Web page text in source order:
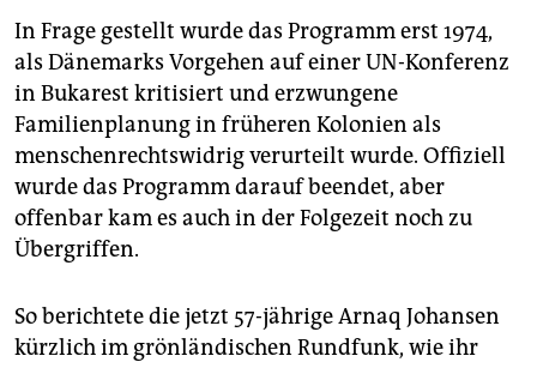
In Frage gestellt wurde das Programm erst 1974,
als Dänemarks Vorgehen auf einer UN-Konferenz
in Bukarest kritisiert und erzwungene
Familienplanung in früheren Kolonien als
menschenrechtswidrig verurteilt wurde. Offiziell
wurde das Programm darauf beendet, aber
offenbar kam es auch in der Folgezeit noch zu
Übergriffen.
So berichtete die jetzt 57-jährige Arnaq Johansen
kürzlich im grönländischen Rundfunk, wie ihr